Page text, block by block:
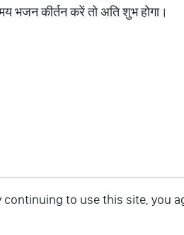
भजन कीर्तन करें तो अति शुभ होगा।
to use this site, you